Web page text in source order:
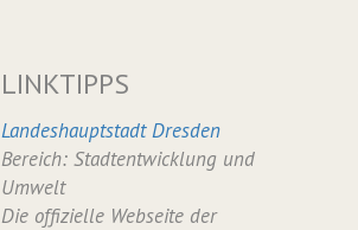
LINKTIPPS
Landeshauptstadt Dresden
Bereich: Stadtentwicklung und
Umwelt
Die offizielle Webseite der